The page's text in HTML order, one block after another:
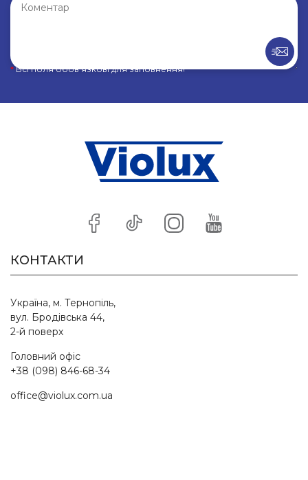
*Всі поля обов’язкові для заповнення!
КОНТАКТИ
Україна, м. Тернопіль,
вул. Бродівська 44,
2-й поверх
Головний офіс
+38 (098) 846-68-34
office@violux.com.ua